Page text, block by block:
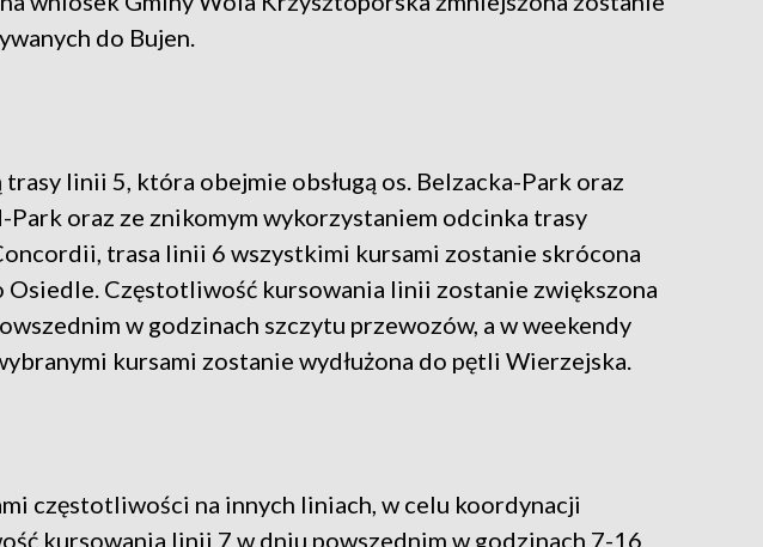
do Bujen.
linii 5, która obejmie obsługą os. Belzacka-Park oraz
oraz ze znikomym wykorzystaniem odcinka trasy
trasa linii 6 wszystkimi kursami zostanie skrócona
Częstotliwość kursowania linii zostanie zwiększona
w godzinach szczytu przewozów, a w weekendy
kursami zostanie wydłużona do pętli Wierzejska.
częstotliwości na innych liniach, w celu koordynacji
kursowania linii 7 w dniu powszednim w godzinach 7-16